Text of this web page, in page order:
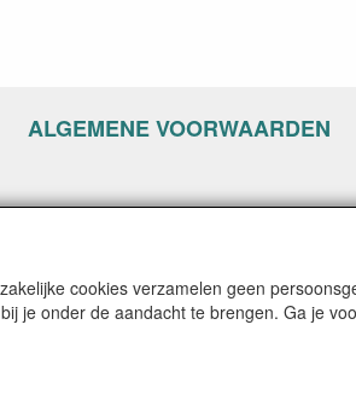
ALGEMENE VOORWAARDEN
cookies verzamelen geen
je onder de aandacht te brengen. Ga je